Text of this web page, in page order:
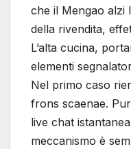
che il Mengao alzi
della rivendita,
L’alta cucina,
elementi
Nel primo caso
frons scaenae.
live chat
meccanismo è